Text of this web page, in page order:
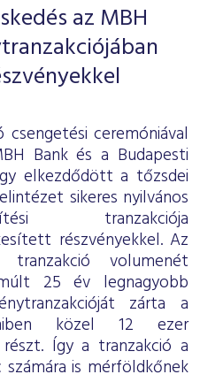
az MBH
csengetési ceremóniával
Bank és a Budapesti
elkezdődött a tőzsdei
sikeres nyilvános
tranzakciója
részvényekkel. Az
volumenét
25 év legnagyobb
zárta a
közel 12 ezer
Így a tranzakció a
is mérföldkőnek